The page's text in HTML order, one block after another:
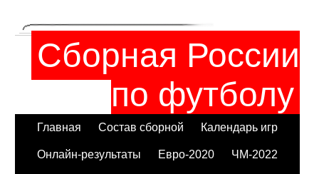
Сборная России
по футболу
Главная Состав сборной Календарь игр
Онлайн-результаты Евро-2020 ЧМ-2022